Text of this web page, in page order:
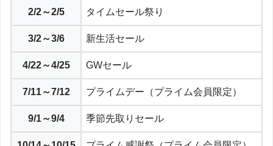
2/2～2/5 タイムセール祭り
3/2～3/6 新生活セール
4/22～4/25 GWセール
7/11～7/12 プライムデー（プライム会員限定）
9/1～9/4 季節先取りセール